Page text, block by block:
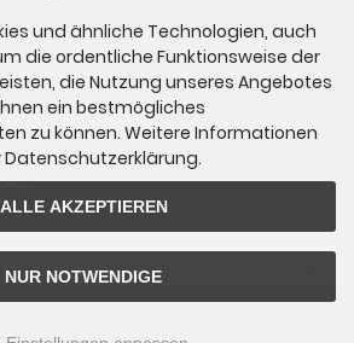
und ähnliche Technologien, auch
die ordentliche Funktionsweise der
die Nutzung unseres Angebotes
ein bestmögliches
zu können. Weitere Informationen
Datenschutzerklärung.
ALLE AKZEPTIEREN
NUR NOTWENDIGE